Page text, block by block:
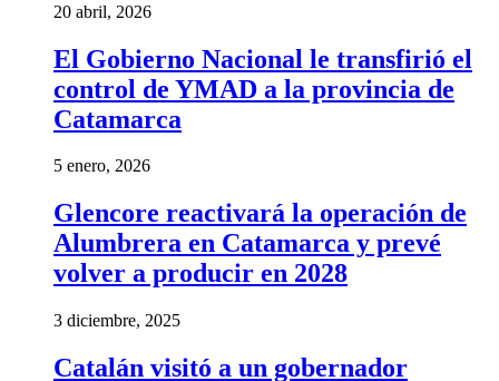
20 abril, 2026
El Gobierno Nacional le transfirió el
control de YMAD a la provincia de
Catamarca
5 enero, 2026
Glencore reactivará la operación de
Alumbrera en Catamarca y prevé
volver a producir en 2028
3 diciembre, 2025
Catalán visitó a un gobernador